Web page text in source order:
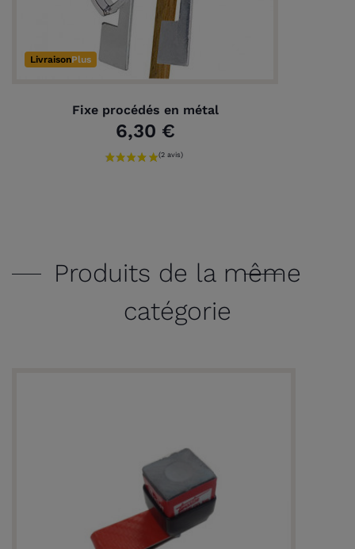
LivraisonPlus
Fixe procédés en métal
6,30 €
Produits de la même
catégorie